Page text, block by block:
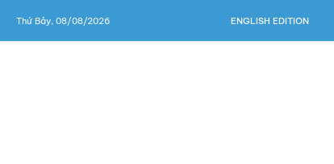
Thứ Bảy, 08/08/2026 ENGLISH EDITION